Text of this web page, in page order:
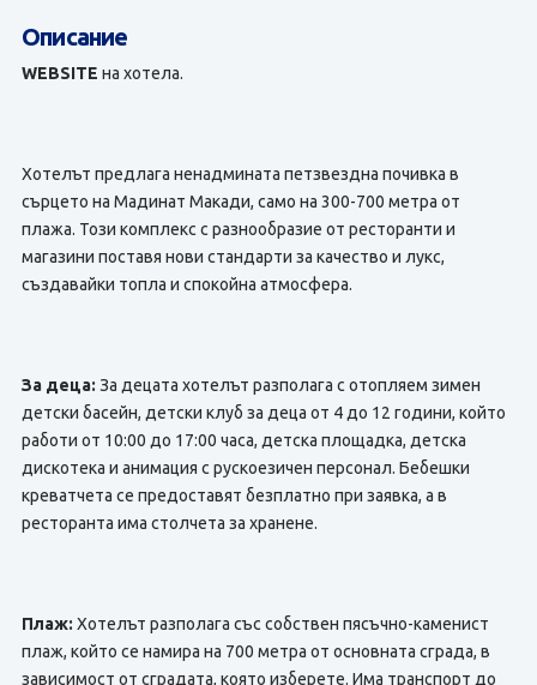
Описание
WEBSITE на хотела.
Хотелът предлага ненадмината петзвездна почивка в
сърцето на Мадинат Макади, само на 300-700 метра от
плажа. Този комплекс с разнообразие от ресторанти и
магазини поставя нови стандарти за качество и лукс,
създавайки топла и спокойна атмосфера.
За деца: За децата хотелът разполага с отопляем зимен
детски басейн, детски клуб за деца от 4 до 12 години, който
работи от 10:00 до 17:00 часа, детска площадка, детска
дискотека и анимация с рускоезичен персонал. Бебешки
креватчета се предоставят безплатно при заявка, а в
ресторанта има столчета за хранене.
Плаж: Хотелът разполага със собствен пясъчно-каменист
плаж, който се намира на 700 метра от основната сграда, в
зависимост от сградата, която изберете. Има транспорт до